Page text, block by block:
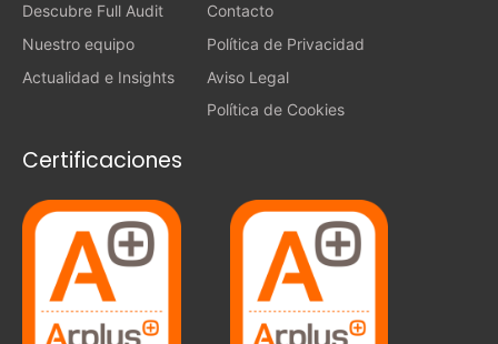
Descubre Full Audit
Nuestro equipo
Actualidad e Insights
Contacto
Política de Privacidad
Aviso Legal
Política de Cookies
Certificaciones